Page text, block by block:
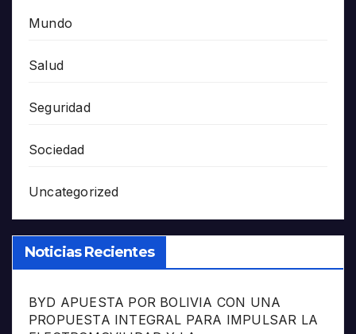
Mundo
Salud
Seguridad
Sociedad
Uncategorized
Noticias Recientes
BYD APUESTA POR BOLIVIA CON UNA
PROPUESTA INTEGRAL PARA IMPULSAR LA